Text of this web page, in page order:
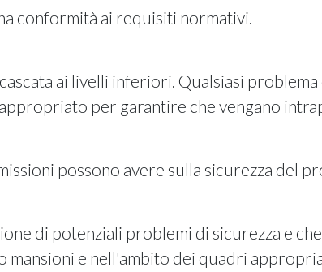
conformità ai requisiti normativi.
ai livelli inferiori. Qualsiasi
per garantire che vengano
possono avere sulla sicurezza del
di potenziali problemi di sicurezza e
mansioni e nell'ambito dei quadri